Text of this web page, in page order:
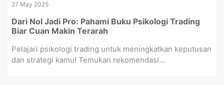
27 May 2025
Dari Nol Jadi Pro: Pahami Buku Psikologi Trading
Biar Cuan Makin Terarah
Pelajari psikologi trading untuk meningkatkan keputusan
dan strategi kamu! Temukan rekomendasi...